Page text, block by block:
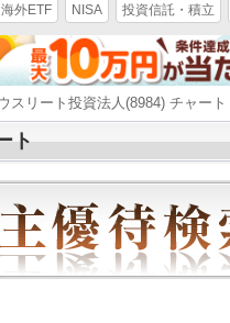
海外ETF NISA 投資信託・積立
スリート投資法人(8984) チャート
ト